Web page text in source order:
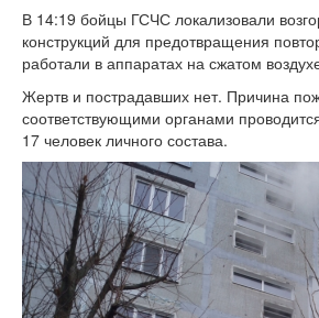
В 14:19 бойцы ГСЧС локализовали
конструкций для предотвращения
работали в аппаратах на сжатом
Жертв и пострадавших нет. Причина
соответствующими органами
17 человек личного состава.